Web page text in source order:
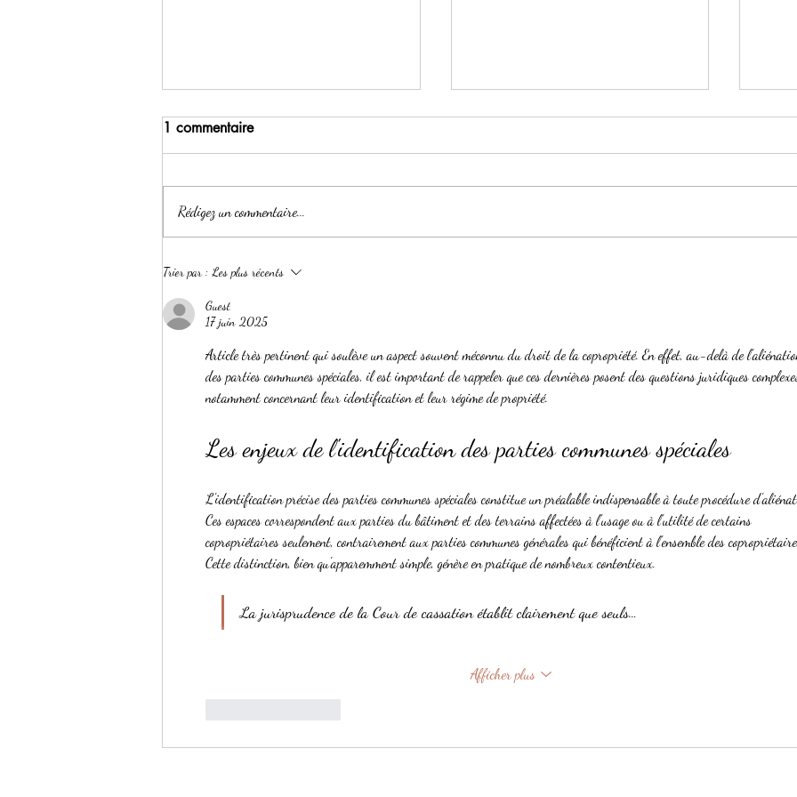
De l'origine d'une copropriété
L'usage de la procédure
au fond », que prévoit l'article
1 commentaire
Rédigez un commentaire...
Trier par : Les plus récents
Guest
17 juin 2025
Article très pertinent qui soulève un aspect souvent méconnu du droit de la copropriété. En effet, au-delà de
des parties communes spéciales, il est important de rappeler que ces dernières posent des questions juridiques
notamment concernant leur identification et leur régime de propriété.
Les enjeux de l'identification des parties communes spéciales
L'identification précise des parties communes spéciales constitue un préalable indispensable à toute procédure
Ces espaces correspondent aux parties du bâtiment et des terrains affectées à l'usage ou à l'utilité de certains
copropriétaires seulement, contrairement aux parties communes générales qui bénéficient à l'ensemble des
Cette distinction, bien qu'apparemment simple, génère en pratique de nombreux contentieux.
La jurisprudence de la Cour de cassation établit clairement que seuls…
Afficher plus